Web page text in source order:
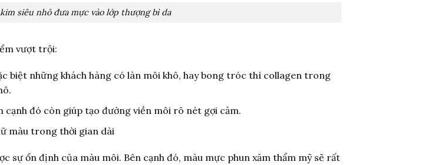
siêu nhỏ đưa mực vào lớp thượng bì da
vượt trội:
biệt những khách hàng có làn môi khô, hay bong tróc thì collagen trong
đó còn giúp tạo đường viền môi rõ nét gợi cảm.
màu trong thời gian dài
sự ổn định của màu môi. Bên cạnh đó, màu mực phun xăm thẩm mỹ sẽ rất